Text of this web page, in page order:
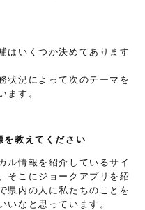
はいくつか決めてあります
状況によって次のテーマを
ます。
を教えてください
ル情報を紹介しているサイ
そこにジョークアプリを紹
県内の人に私たちのことを
いなと思っています。